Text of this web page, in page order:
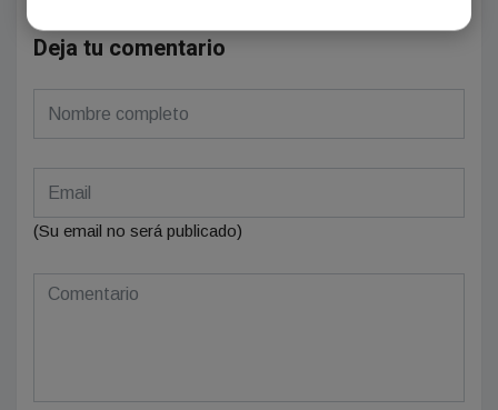
Deja tu comentario
(Su email no será publicado)